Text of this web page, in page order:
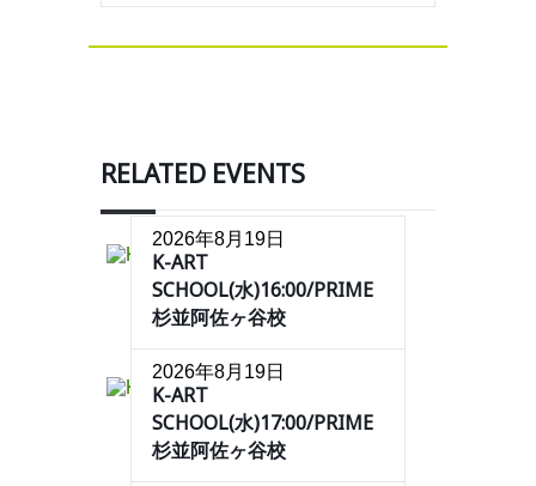
RELATED EVENTS
2026年8月19日
K-ART
SCHOOL(水)16:00/PRIME
杉並阿佐ヶ谷校
2026年8月19日
K-ART
SCHOOL(水)17:00/PRIME
杉並阿佐ヶ谷校